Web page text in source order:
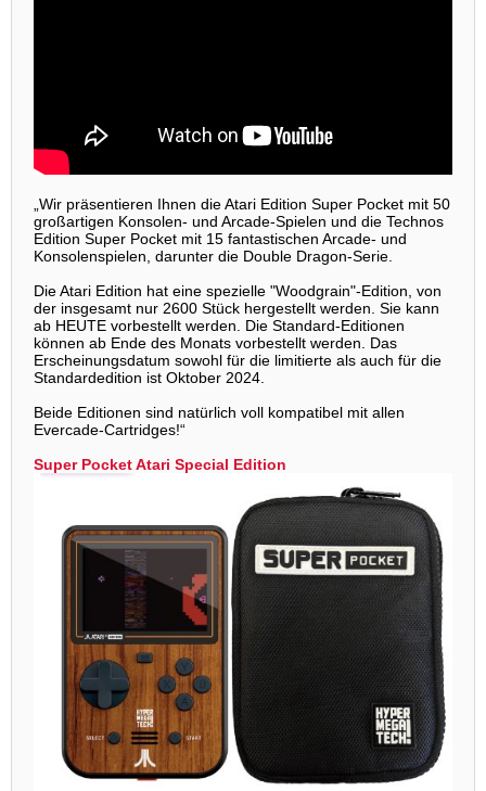
„Wir präsentieren Ihnen die Atari Edition Super Pocket mit 50
großartigen Konsolen- und Arcade-Spielen und die Technos
Edition Super Pocket mit 15 fantastischen Arcade- und
Konsolenspielen, darunter die Double Dragon-Serie.
Die Atari Edition hat eine spezielle "Woodgrain"-Edition, von
der insgesamt nur 2600 Stück hergestellt werden. Sie kann
ab HEUTE vorbestellt werden. Die Standard-Editionen
können ab Ende des Monats vorbestellt werden. Das
Erscheinungsdatum sowohl für die limitierte als auch für die
Standardedition ist Oktober 2024.
Beide Editionen sind natürlich voll kompatibel mit allen
Evercade-Cartridges!“
Super Pocket Atari Special Edition